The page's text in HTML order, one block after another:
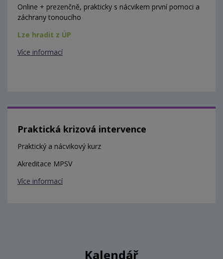
Online + prezenčně, prakticky s nácvikem první pomoci a
záchrany tonoucího
Lze hradit z ÚP
Více informací
Praktická krizová intervence
Praktický a nácvikový kurz
Akreditace MPSV
Více informací
Kalendář